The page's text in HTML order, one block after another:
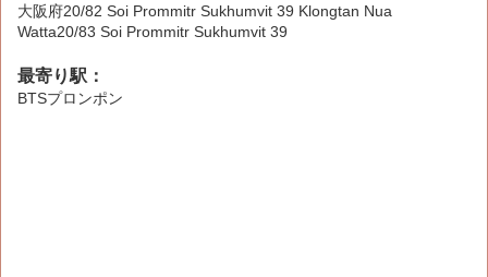
大阪府20/82 Soi Prommitr Sukhumvit 39 Klongtan Nua
Watta20/83 Soi Prommitr Sukhumvit 39
最寄り駅：
BTSプロンポン